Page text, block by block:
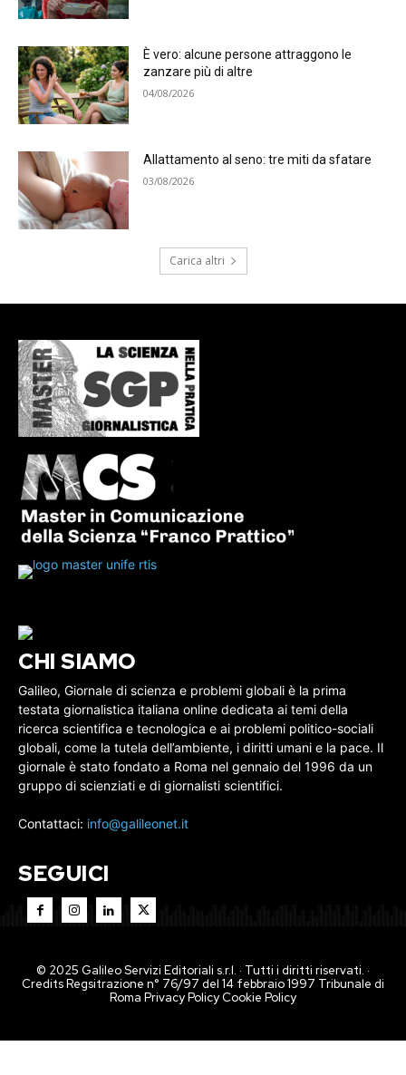
È vero: alcune persone attraggono le
zanzare più di altre
04/08/2026
Allattamento al seno: tre miti da sfatare
03/08/2026
Carica altri
CHI SIAMO
Galileo, Giornale di scienza e problemi globali è la prima
testata giornalistica italiana online dedicata ai temi della
ricerca scientifica e tecnologica e ai problemi politico-sociali
globali, come la tutela dell’ambiente, i diritti umani e la pace. Il
giornale è stato fondato a Roma nel gennaio del 1996 da un
gruppo di scienziati e di giornalisti scientifici.
Contattaci: info@galileonet.it
SEGUICI
© 2025 Galileo Servizi Editoriali s.r.l. · Tutti i diritti riservati. ·
Credits Regsitrazione n° 76/97 del 14 febbraio 1997 Tribunale di
Roma Privacy PolicyCookie Policy